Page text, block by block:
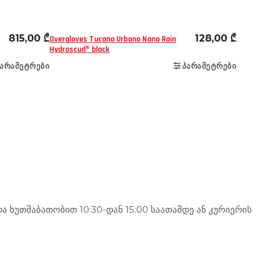
815,00 ₾Overgloves Tucano Urbano Nano Rain
Hydroscud® black
128,00 ₾
ᲞᲐᲠᲐᲛᲔᲢᲠᲔᲑᲘ
10:30-დან 15:00 საათამდე ან კურიერის